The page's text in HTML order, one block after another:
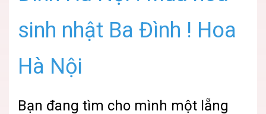
sinh nhật Ba Đình ! Hoa
Hà Nội
Bạn đang tìm cho mình một lẵng